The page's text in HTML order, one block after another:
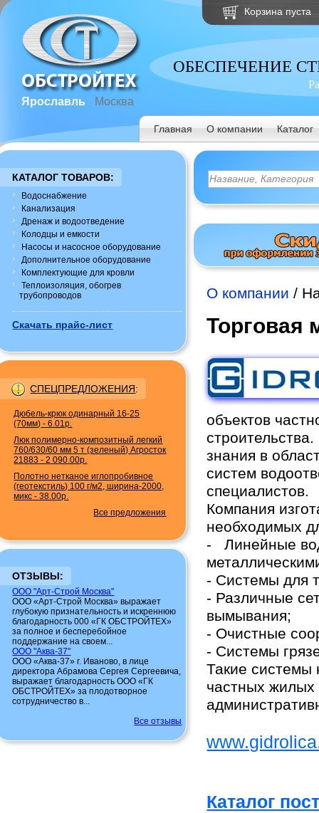
Ярославль Москва
Корзина пуста
ОБЕСПЕЧЕНИЕ
Главная О компании Каталог
КАТАЛОГ ТОВАРОВ:
Водоснабжение
Канализация
Дренаж и водоотведение
Колодцы и емкости
Насосы и насосное оборудование
Дополнительное оборудование
Комплектующие для кровли
Теплоизоляция, обогрев
трубопроводов
Скачать прайс-лист
СПЕЦПРЕДЛОЖЕНИЯ:
Дюбель-крюк одинарный 16-25
(70мм) -6.01р.
Люк полимерно-композитный легкий
760/630/60 мм 5 т (зеленый) Агросток
21883 -2 090.00р.
Полотно нетканое иглопробивное
(геотекстиль) 100 г/м2, ширина-2000,
микс -38.00р.
Все предложения
ОТЗЫВЫ:
ООО "Арт-Строй Москва"
ООО «Арт-Строй Москва» выражает
глубокую признательность и искреннюю
благодарность 000 «ГК ОБСТРОЙТЕХ»
за полное и бесперебойное
поддержание на своем...
ООО "Аква-37"
ООО «Аква-37» г. Иваново, в лице
директора Абрамова Сергея Сергеевича,
выражает благодарность ООО «ГК
ОБСТРОЙТЕХ» за плодотворное
сотрудничество в...
Все отзывы
О компании /
Торговая
объектов
знания в
систем
специалистов.
Компания
необходимых
- Линейные
- Системы для
- Различные
вымывания;
- Очистные
- Системы
Такие системы
частных жилых
Каталог